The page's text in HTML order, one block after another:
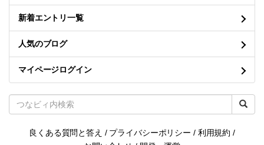
新着エントリ一覧
人気のブログ
マイページログイン
良くある質問と答え / プライバシーポリシー / 利用規約 /